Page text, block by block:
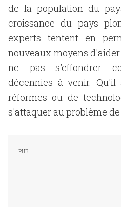
de la population du
croissance du pays
experts tentent en
nouveaux moyens
ne pas s'effondrer
décennies à venir. Qu'il
réformes ou de
s'attaquer au problème